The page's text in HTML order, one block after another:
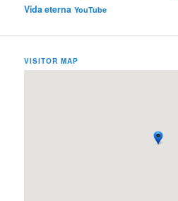
Vida eterna YouTube
VISITOR MAP